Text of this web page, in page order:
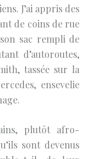
J’ai appris des
de coins de rue
sac rempli de
d’autoroutes,
tassée sur la
ensevelie
plutôt afro-
sont devenus